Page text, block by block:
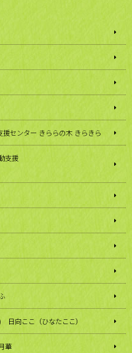
センター きららの木 きらきら
支援
向ここ（ひなたここ）
華